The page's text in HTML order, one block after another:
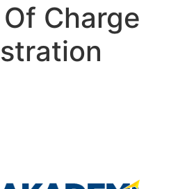
Charge